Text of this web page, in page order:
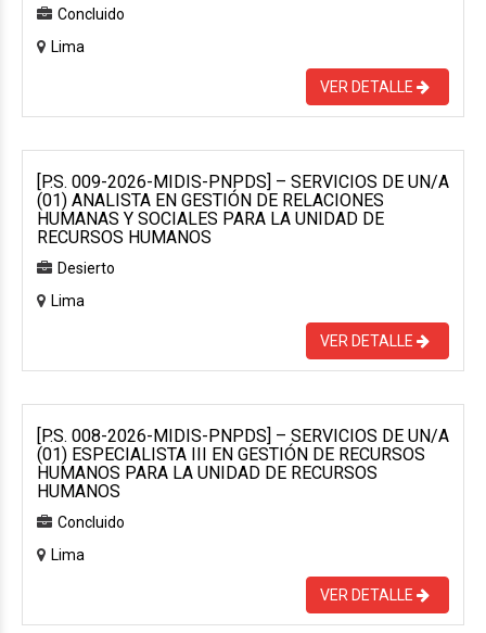
Concluido
Lima
VER DETALLE
[P.S. 009-2026-MIDIS-PNPDS] – SERVICIOS DE UN/A
(01) ANALISTA EN GESTIÓN DE RELACIONES
HUMANAS Y SOCIALES PARA LA UNIDAD DE
RECURSOS HUMANOS
Desierto
Lima
VER DETALLE
[P.S. 008-2026-MIDIS-PNPDS] – SERVICIOS DE UN/A
(01) ESPECIALISTA III EN GESTIÓN DE RECURSOS
HUMANOS PARA LA UNIDAD DE RECURSOS
HUMANOS
Concluido
Lima
VER DETALLE